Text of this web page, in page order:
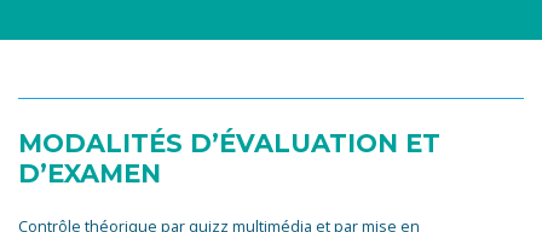
MODALITÉS D’ÉVALUATION ET
D’EXAMEN
Contrôle théorique par quizz multimédia et par mise en